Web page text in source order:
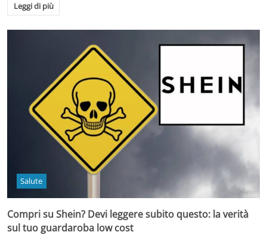
Leggi di più
Salute
Compri su Shein? Devi leggere subito questo: la verità
sul tuo guardaroba low cost